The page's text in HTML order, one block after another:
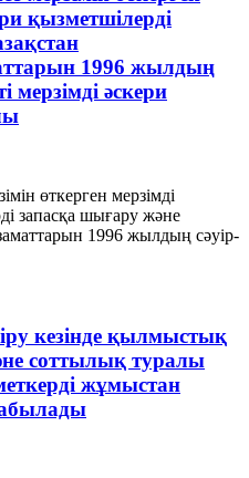
қызметшiлердi
1996 жылдың
мерзiмдi әскери
өткерген мерзiмдi
запасқа шығару және
1996 жылдың сәуiр-
кезінде қылмыстық
соттылық туралы
жұмыстан